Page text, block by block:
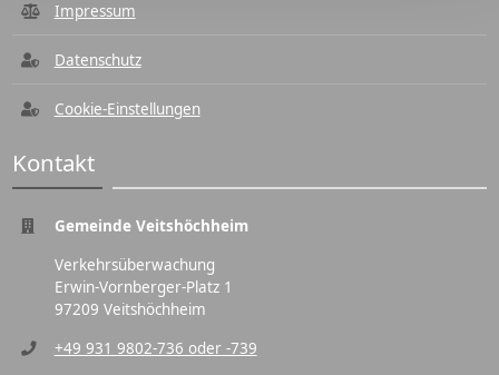
Impressum
Datenschutz
Cookie-Einstellungen
Kontakt
Gemeinde Veitshöchheim
Verkehrsüberwachung
Erwin-Vornberger-Platz 1
97209 Veitshöchheim
+49 931 9802-736 oder -739